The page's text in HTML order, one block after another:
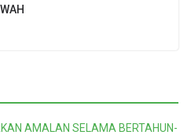
AMALAN SELAMA BERTAHUN-